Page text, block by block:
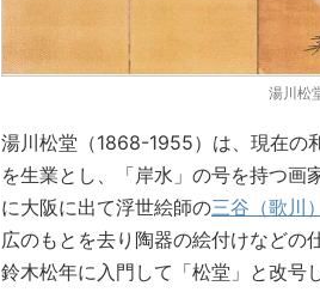
湯川松
湯川松堂（1868-1955）は、現在の
を生業とし、「岸水」の号を持つ画
に大阪に出て浮世絵師の三谷（歌川
広のもとを去り陶器の絵付けなどの
鈴木松年に入門して「松堂」と改号